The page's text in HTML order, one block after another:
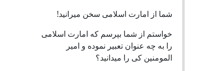
شما از امارت اسلامی سخن میرانید!
خواستم از شما بپرسم که امارت اسلامی
را به چه عنوان تعبیر نموده و امیر
المومنین کی را میدانید؟